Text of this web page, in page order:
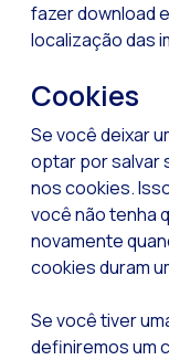
fazer download
localização das
Cookies
Se você deixar
optar por salvar
nos cookies.
você não tenha
novamente
cookies duram
Se você tiver
definiremos um